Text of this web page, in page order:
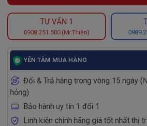
TƯ VẤN 1
0908.251.500 (Mr.Thiện)
YÊN TÂM MUA HÀNG
Đổi & Trả hàng trong vòng 15 ngày
hỏng)
Bảo hành uy tín 1 đổi 1
Linh kiện chính hãng giá tốt nhất thị